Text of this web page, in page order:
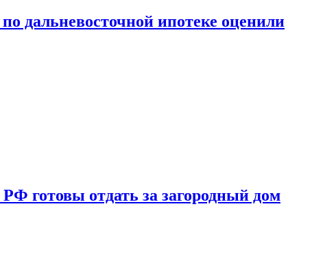
дальневосточной ипотеке оценили
готовы отдать за загородный дом